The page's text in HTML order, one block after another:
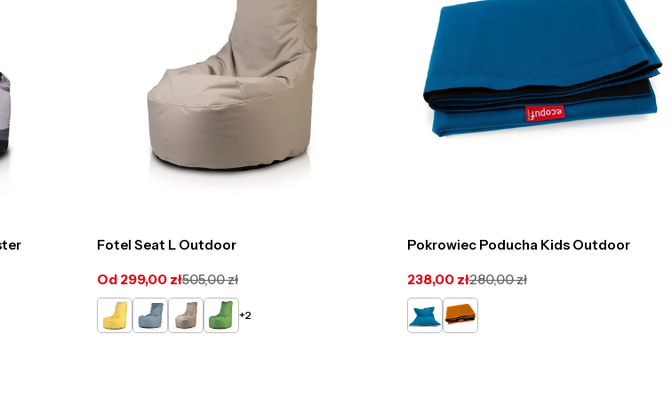
Fotel Seat L Outdoor
Cena
promocyjna
Od 299,00 zł
Cena
regularna
505,00 zł
Żółty
Jasno
Niebieski
Cappucino
Zielony+2
Pokrowiec Poducha Kids Outdoor
Cena
promocyjna
238,00 zł
Cena
regularna
280,00 zł
LazurowyCeglasty